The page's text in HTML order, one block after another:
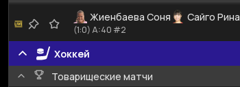
Жиенбаева Соня
Сайго Рина
(1:0) A:40 #2
Хоккей
Товарищеские матчи